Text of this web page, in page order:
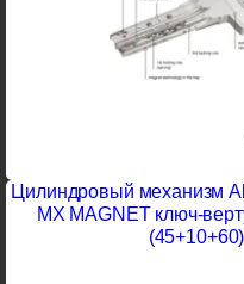
Цилиндровый механизм
MX MAGNET ключ-
(45+10+60)